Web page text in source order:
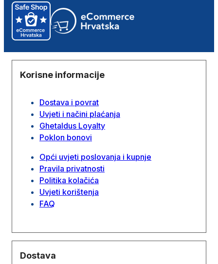
Korisne informacije
Dostava i povrat
Uvjeti i načini plaćanja
Ghetaldus Loyalty
Poklon bonovi
Opći uvjeti poslovanja i kupnje
Pravila privatnosti
Politika kolačića
Uvjeti korištenja
FAQ
Dostava